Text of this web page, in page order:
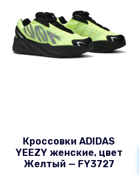
Кроссовки ADIDAS
YEEZY женские, цвет
Желтый — FY3727